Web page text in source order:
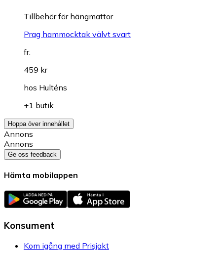
Tillbehör för hängmattor
Prag hammocktak välvt svart
fr.
459 kr
hos Hulténs
+1 butik
Hoppa över innehållet
Annons
Annons
Ge oss feedback
Hämta mobilappen
Konsument
Kom igång med Prisjakt